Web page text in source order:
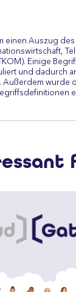
einen Auszug
Einige
und dadurch
Außerdem wurde